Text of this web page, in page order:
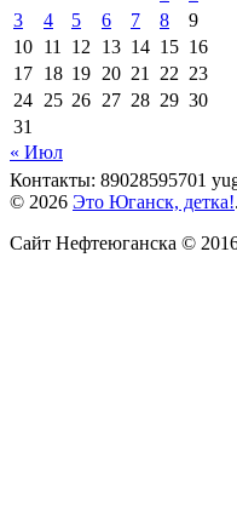
3
4 5 6 7 8
9
10 11 12 13 14 15 16
17 18 19 20 21 22 23
24 25 26 27 28 29 30
31
« Июл
Контакты: 89028595701
© 2026 Это Юганск, детка!
Сайт Нефтеюганска ©